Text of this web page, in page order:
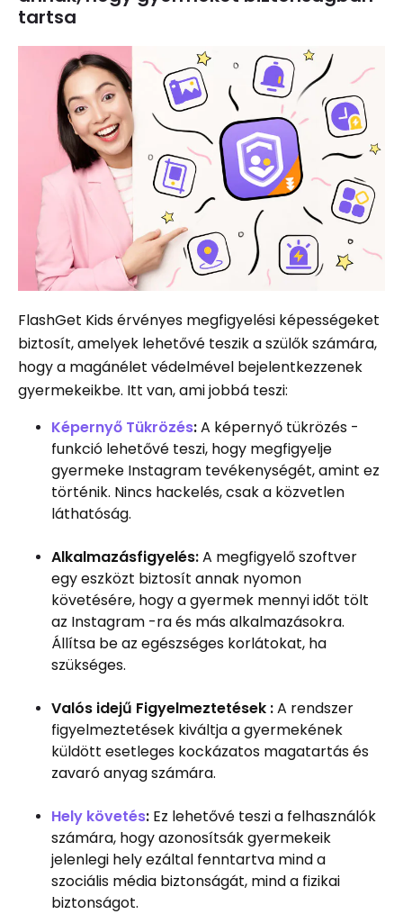
tartsa
FlashGet Kids érvényes megfigyelési képességeket
biztosít, amelyek lehetővé teszik a szülők számára,
hogy a magánélet védelmével bejelentkezzenek
gyermekeikbe. Itt van, ami jobbá teszi:
Képernyő Tükrözés:A képernyő tükrözés -
funkció lehetővé teszi, hogy megfigyelje
gyermeke Instagram tevékenységét, amint ez
történik. Nincs hackelés, csak a közvetlen
láthatóság.
Alkalmazásfigyelés:A megfigyelő szoftver
egy eszközt biztosít annak nyomon
követésére, hogy a gyermek mennyi időt tölt
az Instagram -ra és más alkalmazásokra.
Állítsa be az egészséges korlátokat, ha
szükséges.
Valós idejű Figyelmeztetések :A rendszer
figyelmeztetések kiváltja a gyermekének
küldött esetleges kockázatos magatartás és
zavaró anyag számára.
Hely követés: Ez lehetővé teszi a felhasználók
számára, hogy azonosítsák gyermekeik
jelenlegi hely ezáltal fenntartva mind a
szociális média biztonságát, mind a fizikai
biztonságot.